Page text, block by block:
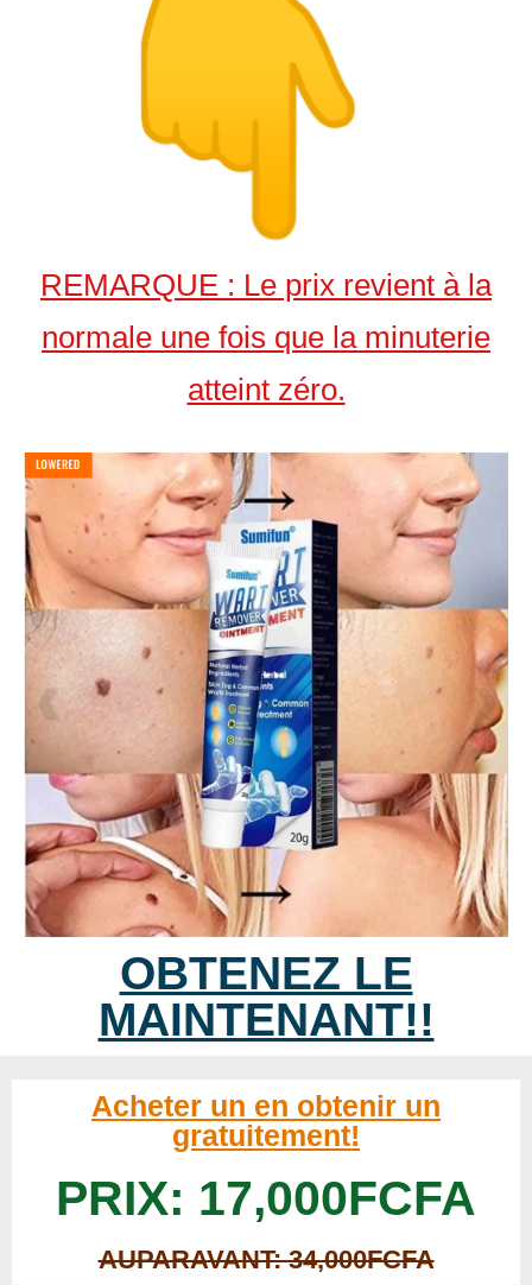
REMARQUE : Le prix revient à la
normale une fois que la minuterie
atteint zéro.
OBTENEZ LE
MAINTENANT!!
Acheter un en obtenir un
gratuitement!
PRIX: 17,000FCFA
AUPARAVANT: 34,000FCFA